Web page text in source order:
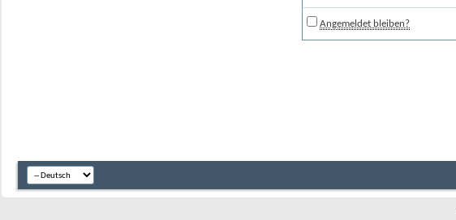
Angemeldet bleiben?